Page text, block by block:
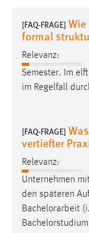
[FAQ-FRAGE]
formal
Relevanz:
Semester. Im
im Regelfall
[FAQ-FRAGE]
vertiefter
Relevanz:
Unternehmen
den späteren
Bachelorarbeit
Name:
staticfilecache
gespeichert,
Name:
site-
Zweck: